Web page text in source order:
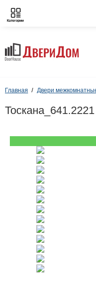
Категории
Главная Двери
Тоскана_641.2221